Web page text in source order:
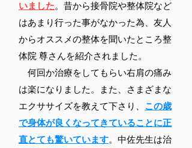
いました。昔から接骨院や整体院など
はあまり行った事がなかった為、友人
からオススメの整体を聞いたところ整
体院 尊さんを紹介されました。
何回か治療をしてもらい右肩の痛み
は楽になりました。また、さまざまな
エクササイズを教えて下さり、 この歳
で身体が良くなってきていることに正
直とても驚いています。中佐先生は治